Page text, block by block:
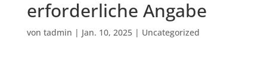
erforderliche Angabe
von tadmin | Jan. 10, 2025| Uncategorized